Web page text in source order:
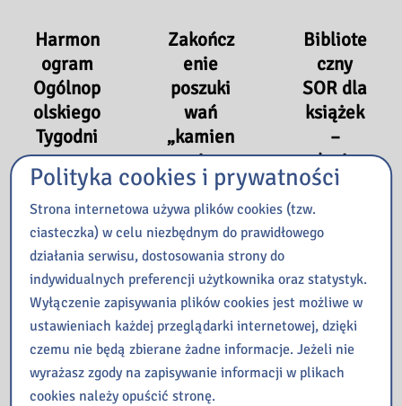
Harmon
ogram
Ogólnop
olskiego
Tygodni
a
Bibliote
k 2026
23
kwietnia
2026
Zapraszam
wspólnego
świętowani
Zakończ
enie
poszuki
wań
„kamien
i
wiedzy”
w
ramach
Tygodni
a
Bibliote
k 2025
16 maja
2025
Bibliote
czny
SOR dla
książek
–
relacja z
zajęć
zorganiz
owanyc
ramach
Tygodni
a
Bibliote
k 2025.
Polityka cookies i prywatności
Strona internetowa używa plików cookies (tzw.
ciasteczka) w celu niezbędnym do prawidłowego
działania serwisu, dostosowania strony do
indywidualnych preferencji użytkownika oraz statystyk.
Wyłączenie zapisywania plików cookies jest możliwe w
ustawieniach każdej przeglądarki internetowej, dzięki
czemu nie będą zbierane żadne informacje. Jeżeli nie
wyrażasz zgody na zapisywanie informacji w plikach
cookies należy opuścić stronę.